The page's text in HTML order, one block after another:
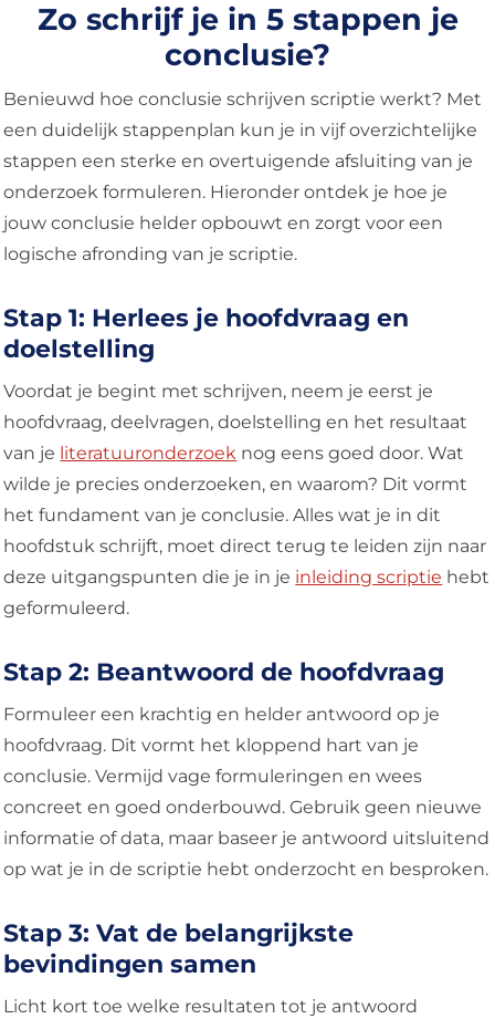
Zo schrijf je in 5 stappen je
conclusie?
Benieuwd hoe conclusie schrijven scriptie werkt? Met
een duidelijk stappenplan kun je in vijf overzichtelijke
stappen een sterke en overtuigende afsluiting van je
onderzoek formuleren. Hieronder ontdek je hoe je
jouw conclusie helder opbouwt en zorgt voor een
logische afronding van je scriptie.
Stap 1: Herlees je hoofdvraag en
doelstelling
Voordat je begint met schrijven, neem je eerst je
hoofdvraag, deelvragen, doelstelling en het resultaat
van je literatuuronderzoek nog eens goed door. Wat
wilde je precies onderzoeken, en waarom? Dit vormt
het fundament van je conclusie. Alles wat je in dit
hoofdstuk schrijft, moet direct terug te leiden zijn naar
deze uitgangspunten die je in je inleiding scriptie hebt
geformuleerd.
Stap 2: Beantwoord de hoofdvraag
Formuleer een krachtig en helder antwoord op je
hoofdvraag. Dit vormt het kloppend hart van je
conclusie. Vermijd vage formuleringen en wees
concreet en goed onderbouwd. Gebruik geen nieuwe
informatie of data, maar baseer je antwoord uitsluitend
op wat je in de scriptie hebt onderzocht en besproken.
Stap 3: Vat de belangrijkste
bevindingen samen
Licht kort toe welke resultaten tot je antwoord